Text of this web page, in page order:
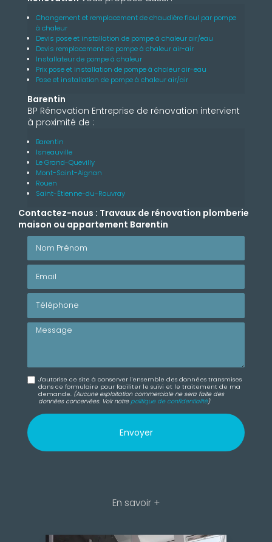
Changement et remplacement de chaudière fioul par pompe
à chaleur
Devis pose et installation de pompe à chaleur air/eau
Devis remplacement de pompe à chaleur air-air
Installateur de pompe à chaleur
Prix pose et installation de pompe à chaleur air-eau
Pose et installation de pompe à chaleur air/air
Barentin
BP Rénovation Entreprise de rénovation intervient
à proximité de :
Barentin
Isneauville
Le Grand-Quevilly
Mont-Saint-Aignan
Rouen
Saint-Étienne-du-Rouvray
Contactez-nous : Travaux de rénovation plomberie
maison ou appartement Barentin
Nom Prénom
Message
J'autorise ce site à conserver l'ensemble des données transmises
dans ce formulaire pour faciliter le suivi et le traitement de ma
demande. (Aucune exploitation commerciale ne sera faite des
données concervées. Voir notre politique de confidentialité)
En savoir +